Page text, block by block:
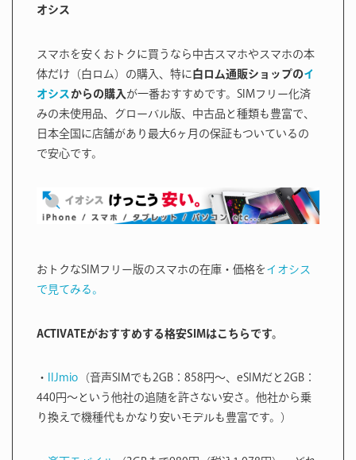
オシス
スマホを安くおトクに買うなら中古スマホやスマホの本
体だけ（白ロム）の購入、特に 白ロム通販ショップのイ
オシス からの購入 が一番おすすめです。SIMフリー化済
みの未使用品、グローバル版、中古品と種類も豊富で、
日本全国に店舗があり最大6ヶ月の保証もついているの
で安心です。
おトクなSIMフリー版のスマホの在庫・価格を イオシス
で見てみる。
ACTIVATEがおすすめする格安SIMはこちらです。
・ IIJmio （音声SIMでも2GB：858円〜、eSIMだと2GB：
440円〜という他社の追随を許さない安さ。他社から乗
り換えで機種代もかなり安いモデルも豊富です。）